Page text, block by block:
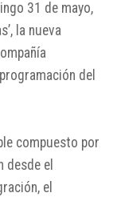
31 de mayo,
la nueva
del
compuesto por
desde el
el